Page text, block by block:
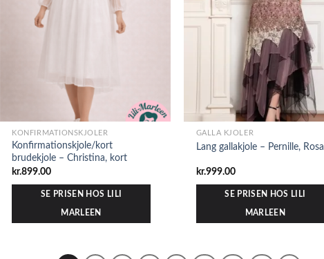
KONFIRMATIONSKJOLER
Konfirmationskjole/kort
brudekjole – Christina, kort
kr.899.00
SE PRISEN HOS LILI
MARLEEN
GALLA KJOLER
Lang gallakjole – Pernille, Rosa
kr.999.00
SE PRISEN HOS LILI
MARLEEN